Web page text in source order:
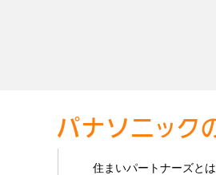
住まいパートナーズとは